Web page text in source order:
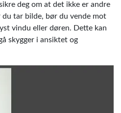
deg om at det ikke er andre
tar bilde, bør du vende mot
vindu eller døren. Dette kan
skygger i ansiktet og